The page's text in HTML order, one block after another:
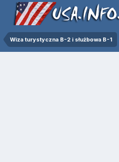
Wiza turystyczna B-2 i służbowa B-1